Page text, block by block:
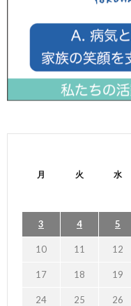
月 火 水
3 4 5
10 11 12
17 18 19
24 25 26